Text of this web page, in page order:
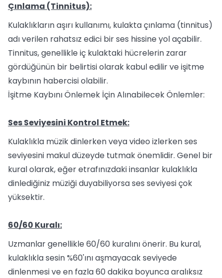
Çınlama (Tinnitus):
Kulaklıkların aşırı kullanımı, kulakta çınlama (tinnitus)
adı verilen rahatsız edici bir ses hissine yol açabilir.
Tinnitus, genellikle iç kulaktaki hücrelerin zarar
gördüğünün bir belirtisi olarak kabul edilir ve işitme
kaybının habercisi olabilir.
İşitme Kaybını Önlemek İçin Alınabilecek Önlemler:
Ses Seviyesini Kontrol Etmek:
Kulaklıkla müzik dinlerken veya video izlerken ses
seviyesini makul düzeyde tutmak önemlidir. Genel bir
kural olarak, eğer etrafınızdaki insanlar kulaklıkla
dinlediğiniz müziği duyabiliyorsa ses seviyesi çok
yüksektir.
60/60 Kuralı:
Uzmanlar genellikle 60/60 kuralını önerir. Bu kural,
kulaklıkla sesin %60'ını aşmayacak seviyede
dinlenmesi ve en fazla 60 dakika boyunca aralıksız